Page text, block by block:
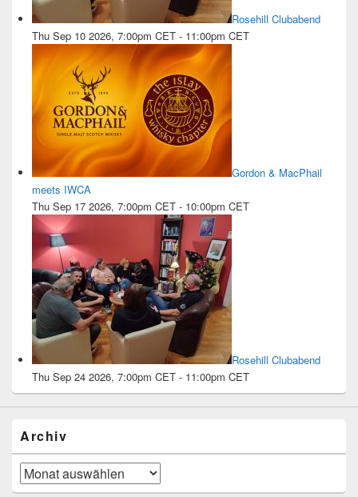
Rosehill Clubabend
Thu Sep 10 2026, 7:00pm CET - 11:00pm CET
Gordon & MacPhail
meets IWCA
Thu Sep 17 2026, 7:00pm CET - 10:00pm CET
Rosehill Clubabend
Thu Sep 24 2026, 7:00pm CET - 11:00pm CET
Archiv
Archiv